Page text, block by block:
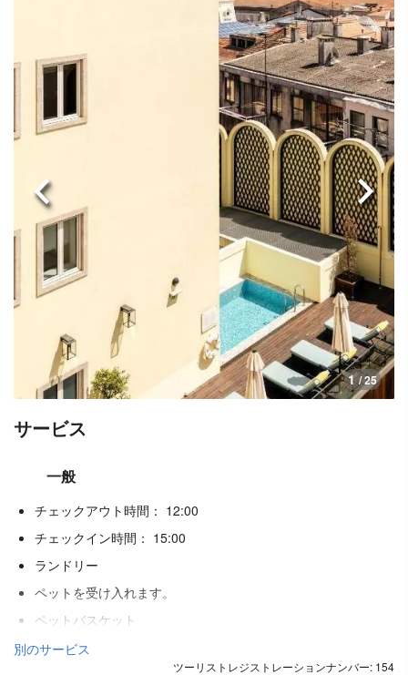
1 / 25
前へ 次へ
サービス
一般
チェックアウト時間： 12:00
チェックイン時間： 15:00
ランドリー
ペットを受け入れます。
ペットバスケット
ペットボウル
別のサービス
ツーリストレジストレーションナンバー: 154